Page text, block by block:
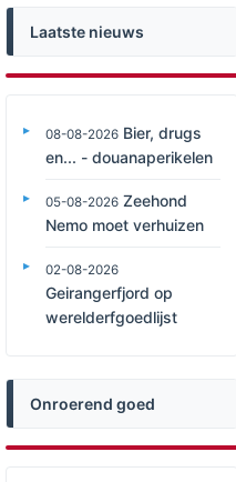
Laatste nieuws
08-08-2026 Bier, drugs
en... - douanaperikelen
05-08-2026 Zeehond
Nemo moet verhuizen
02-08-2026
Geirangerfjord op
werelderfgoedlijst
Onroerend goed